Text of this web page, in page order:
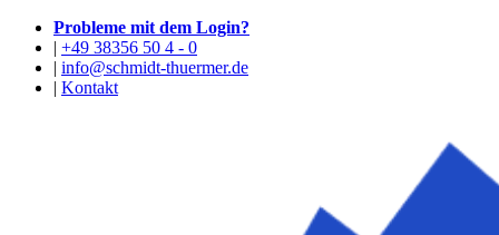
Probleme mit dem Login?
| +49 38356 50 4 - 0
| info@schmidt-thuermer.de
| Kontakt